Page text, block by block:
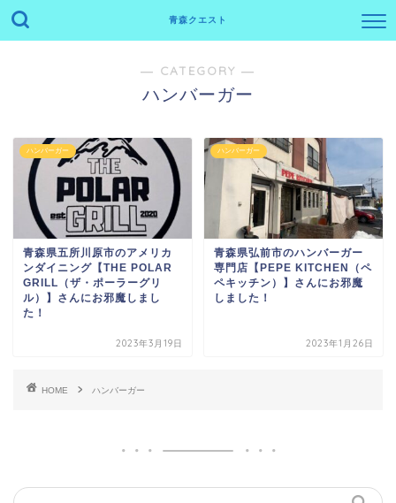
青森クエスト
― CATEGORY ―
ハンバーガー
ハンバーガー
青森県五所川原市のアメリカ
ンダイニング【THE POLAR
GRILL（ザ・ポーラーグリ
ル）】さんにお邪魔しまし
た！
2023年3月19日
ハンバーガー
青森県弘前市のハンバーガー
専門店【PEPE KITCHEN（ペ
ペキッチン）】さんにお邪魔
しました！
2023年1月26日
HOME ハンバーガー